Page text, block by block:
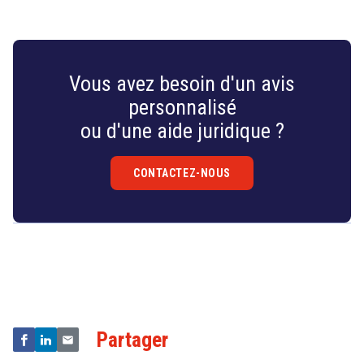
Vous avez besoin d'un avis
personnalisé
ou d'une aide juridique ?
CONTACTEZ-NOUS
Partager